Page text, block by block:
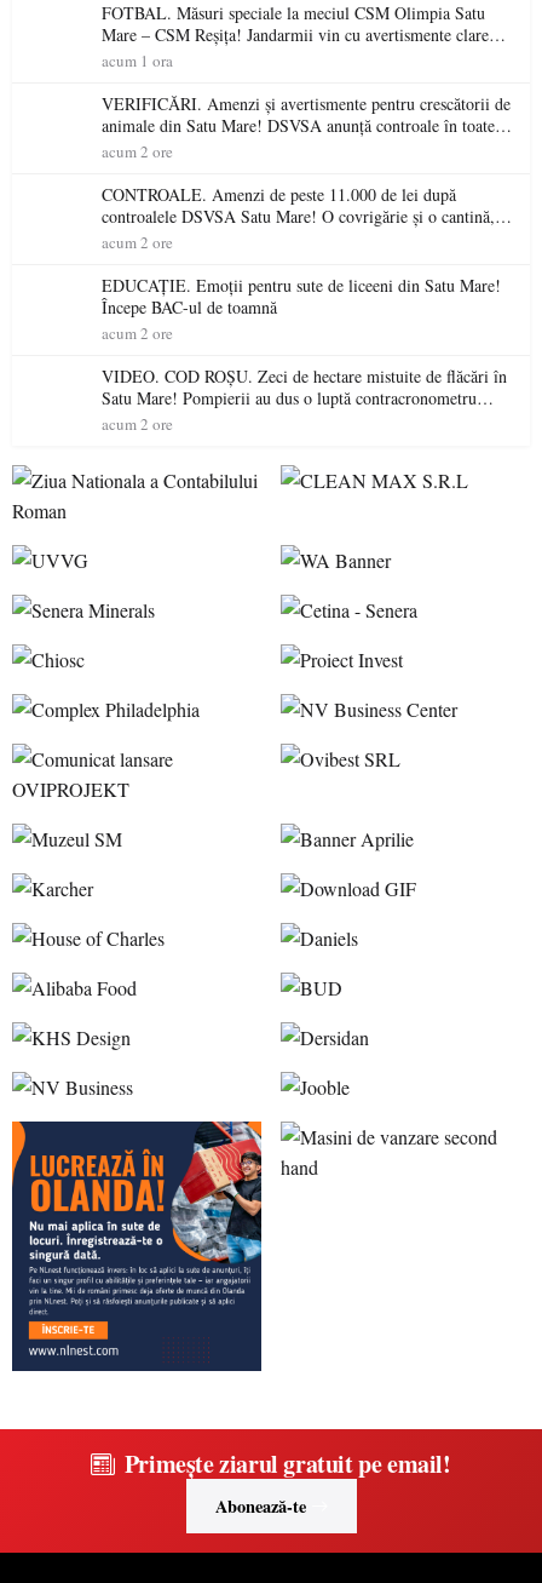
FOTBAL. Măsuri speciale la meciul CSM Olimpia Satu
Mare – CSM Reșița! Jandarmii vin cu avertismente clare
pentru suporteri
acum 1 ora
VERIFICĂRI. Amenzi și avertismente pentru crescătorii de
animale din Satu Mare! DSVSA anunță controale în toate
gospodăriile și face apel la respectarea legii
acum 2 ore
CONTROALE. Amenzi de peste 11.000 de lei după
controalele DSVSA Satu Mare! O covrigărie și o cantină,
sancționate pentru nereguli
acum 2 ore
EDUCAȚIE. Emoții pentru sute de liceeni din Satu Mare!
Începe BAC-ul de toamnă
acum 2 ore
VIDEO. COD ROȘU. Zeci de hectare mistuite de flăcări în
Satu Mare! Pompierii au dus o luptă contracronometru
pentru a salva o pădure de la dezastru
acum 2 ore
Primește ziarul gratuit pe email!
Abonează-te